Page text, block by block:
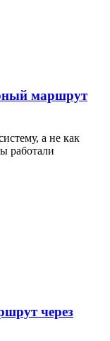
маршрут
а не как
работали
через